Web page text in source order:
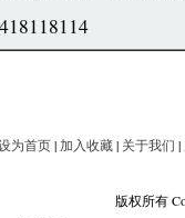
为首页|加入收藏| 关于我们 |
版权所有